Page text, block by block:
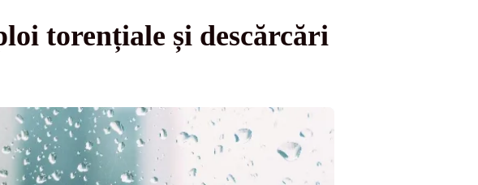
torențiale și descărcări